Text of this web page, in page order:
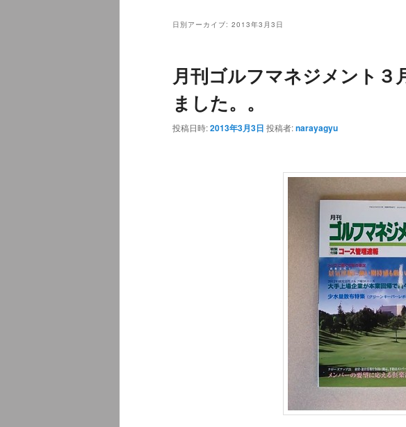
日別アーカイブ: 2013年3月3日
月刊ゴルフマネジメント３
ました。。
投稿日時:2013年3月3日 投稿者:narayagyu